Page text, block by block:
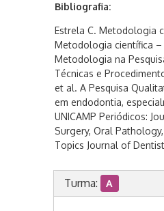
Bibliografia:
Estrela C. Metodologia
Metodologia científica –
Metodologia na
Técnicas e
et al. A Pesquisa
em endodontia,
UNICAMP Periódicos:
Surgery, Oral
Topics Journal of
Turma: A